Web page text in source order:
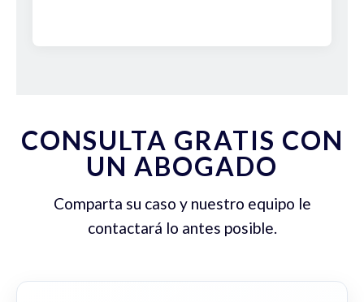
CONSULTA GRATIS CON
UN ABOGADO
Comparta su caso y nuestro equipo le
contactará lo antes posible.